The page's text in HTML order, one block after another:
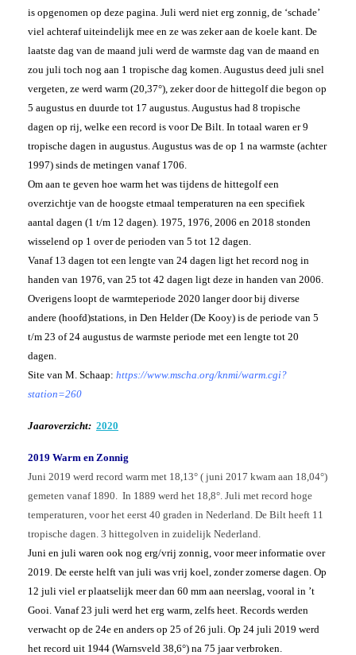
is opgenomen op deze pagina. Juli werd niet erg zonnig, de ‘schade’
viel achteraf uiteindelijk mee en ze was zeker aan de koele kant. De
laatste dag van de maand juli werd de warmste dag van de maand en
zou juli toch nog aan 1 tropische dag komen. Augustus deed juli snel
vergeten, ze werd warm (20,37°), zeker door de hittegolf die begon op
5 augustus en duurde tot 17 augustus. Augustus had 8 tropische
dagen op rij, welke een record is voor De Bilt. In totaal waren er 9
tropische dagen in augustus. Augustus was de op 1 na warmste (achter
1997) sinds de metingen vanaf 1706.
Om aan te geven hoe warm het was tijdens de hittegolf een
overzichtje van de hoogste etmaal temperaturen na een specifiek
aantal dagen (1 t/m 12 dagen). 1975, 1976, 2006 en 2018 stonden
wisselend op 1 over de perioden van 5 tot 12 dagen.
Vanaf 13 dagen tot een lengte van 24 dagen ligt het record nog in
handen van 1976, van 25 tot 42 dagen ligt deze in handen van 2006.
Overigens loopt de warmteperiode 2020 langer door bij diverse
andere (hoofd)stations, in Den Helder (De Kooy) is de periode van 5
t/m 23 of 24 augustus de warmste periode met een lengte tot 20
dagen.
Site van M. Schaap: https://www.mscha.org/knmi/warm.cgi?
station=260
Jaaroverzicht: 2020
2019 Warm en Zonnig
Juni 2019 werd record warm met 18,13° ( juni 2017 kwam aan 18,04°)
gemeten vanaf 1890. In 1889 werd het 18,8°. Juli met record hoge
temperaturen, voor het eerst 40 graden in Nederland. De Bilt heeft 11
tropische dagen. 3 hittegolven in zuidelijk Nederland.
Juni en juli waren ook nog erg/vrij zonnig, voor meer informatie over
2019. De eerste helft van juli was vrij koel, zonder zomerse dagen. Op
12 juli viel er plaatselijk meer dan 60 mm aan neerslag, vooral in ’t
Gooi. Vanaf 23 juli werd het erg warm, zelfs heet. Records werden
verwacht op de 24e en anders op 25 of 26 juli. Op 24 juli 2019 werd
het record uit 1944 (Warnsveld 38,6°) na 75 jaar verbroken.